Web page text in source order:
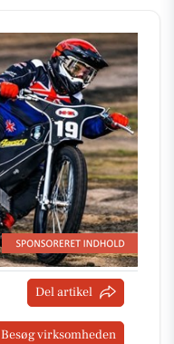
Del artikel
Besøg virksomheden